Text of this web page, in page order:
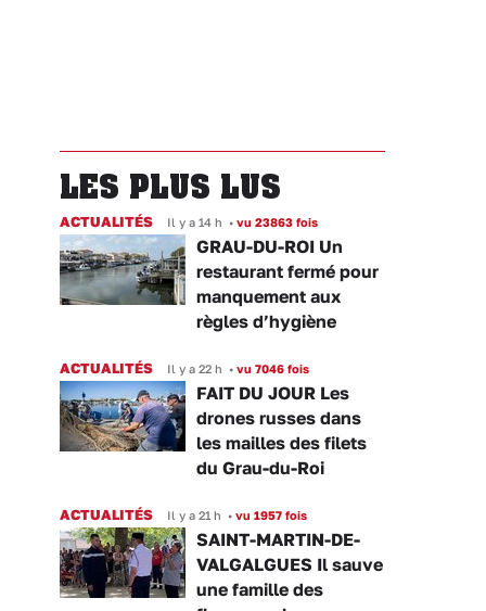
LES PLUS LUS
ACTUALITÉS Il y a 14 h • vu 23863 fois
GRAU-DU-ROI Un
restaurant fermé pour
manquement aux
règles d’hygiène
ACTUALITÉS Il y a 22 h • vu 7046 fois
FAIT DU JOUR Les
drones russes dans
les mailles des filets
du Grau-du-Roi
ACTUALITÉS Il y a 21 h • vu 1957 fois
SAINT-MARTIN-DE-
VALGALGUES Il sauve
une famille des